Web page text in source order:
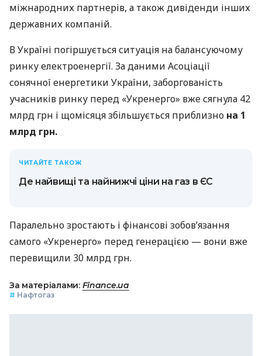
міжнародних партнерів, а також дивіденди інших
державних компаній.
В Україні погіршується ситуація на балансуючому
ринку електроенергії. За даними Асоціації
сонячної енергетики України, заборгованість
учасників ринку перед «Укренерго» вже сягнула 42
млрд грн і щомісяця збільшується приблизно на 1
млрд грн.
ЧИТАЙТЕ ТАКОЖ
Де найвищі та найнижчі ціни на газ в ЄС
Паралельно зростають і фінансові зобов’язання
самого «Укренерго» перед генерацією — вони вже
перевищили 30 млрд грн.
За матеріалами: Finance.ua
# Нафтогаз